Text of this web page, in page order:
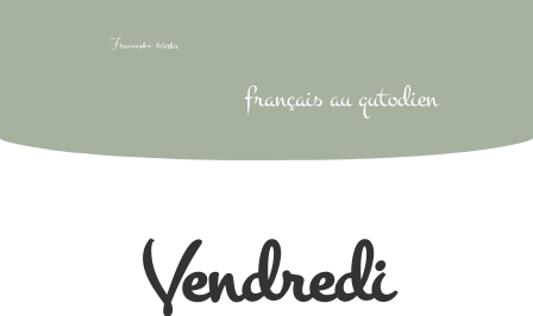
français au qutodien
Vendredi